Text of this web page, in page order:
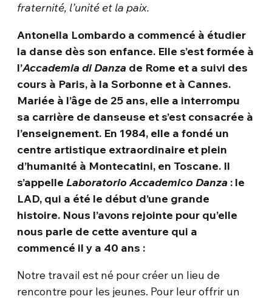
fraternité, l’unité et la paix.
Antonella Lombardo a commencé à étudier
la danse dès son enfance. Elle s’est formée à
l’Accademia di Danza de Rome et a suivi des
cours à Paris, à la Sorbonne et à Cannes.
Mariée à l’âge de 25 ans, elle a interrompu
sa carrière de danseuse et s’est consacrée à
l’enseignement. En 1984, elle a fondé un
centre artistique extraordinaire et plein
d’humanité à Montecatini, en Toscane. Il
s’appelleLaboratorio Accademico Danza : le
LAD, qui a été le début d’une grande
histoire. Nous l’avons rejointe pour qu’elle
nous parle de cette aventure qui a
commencé il y a 40 ans :
Notre travail est né pour créer un lieu de
rencontre pour les jeunes. Pour leur offrir un